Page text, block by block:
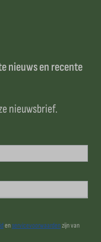
nieuws en recente
nieuwsbrief.
enservicevoorwaardenzijn van